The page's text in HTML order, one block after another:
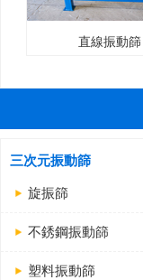
直線振動篩
三次元振動篩
旋振篩
不銹鋼振動篩
塑料振動篩